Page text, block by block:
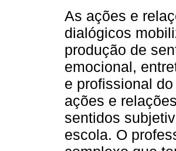
As ações e
dialógicos
produção de
emocional,
e profissional
ações e
sentidos
escola. O